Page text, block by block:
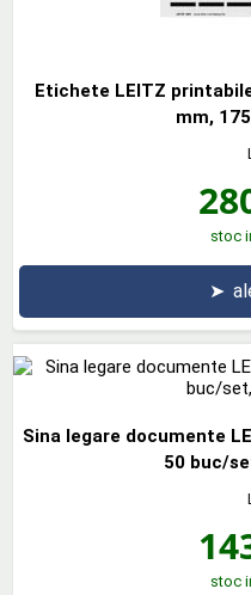
Etichete LEITZ
mm,
stoc
➤
Sina legare documente
50 buc/
stoc